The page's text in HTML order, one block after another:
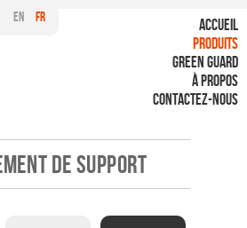
EN FR
ACCUEIL
PRODUITS
GREEN GUARD
À PROPOS
CONTACTEZ-NOUS
DE SUPPORT